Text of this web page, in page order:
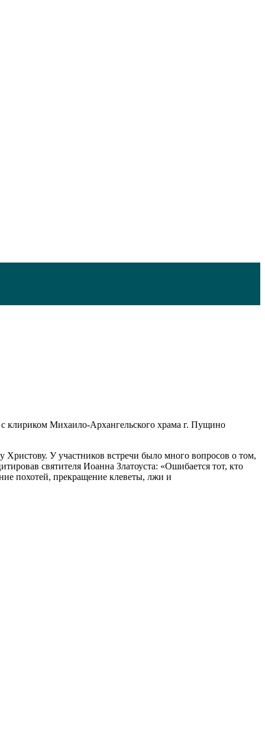
клириком Михаило-Архангельского храма г. Пущино
У участников встречи было много вопросов о том,
святителя Иоанна Златоуста: «Ошибается тот, кто
похотей, прекращение клеветы, лжи и